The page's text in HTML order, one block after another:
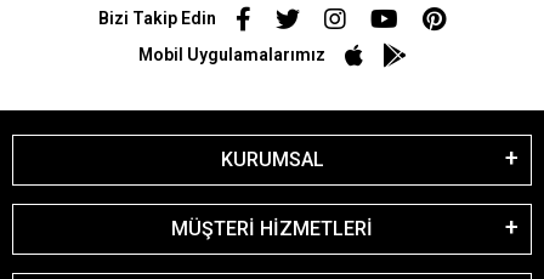
Bizi Takip Edin
Mobil Uygulamalarımız
KURUMSAL
MÜŞTERİ HİZMETLERİ